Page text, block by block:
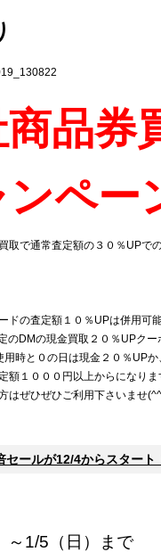
商品券
ペー
取で通常査定額の３０％UPで
ドの査定額１０％UPは併用可能
のDMの現金買取２０％UPク
用時と０の日は現金２０％UP
額１０００円以上からになりま
はぜひぜひご利用下さいませ
セールが12/4からスタート
～1/5（日）まで